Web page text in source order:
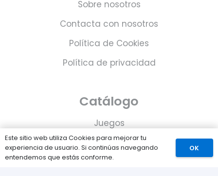
Sobre nosotros
Contacta con nosotros
Política de Cookies
Política de privacidad
Catálogo
Juegos
Consolas
Accesorios para tu PS5
Este sitio web utiliza Cookies para mejorar tu
experiencia de usuario. Si continúas navegando
entendemos que estás conforme.
OK